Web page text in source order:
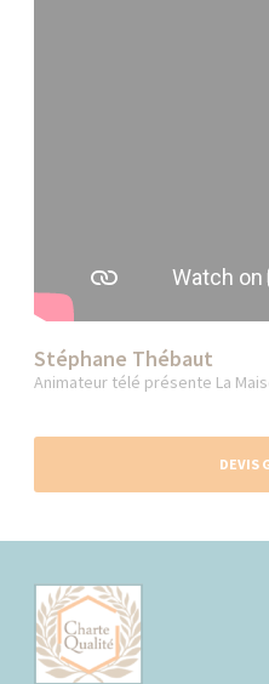
Stéphane Thébaut
Animateur télé présente La
DEVIS